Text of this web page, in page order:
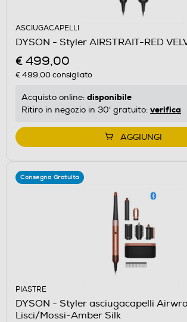
ASCIUGACAPELLI
DYSON - Styler AIRSTRAIT-RED
€ 499,00
€ 499,00consigliato
Acquisto online: disponibile
Ritiro in negozio in 30' gratuito: verifica
AGGIUNGI
Consegna Gratuita
PIASTRE
DYSON - Styler asciugacapelli
Lisci/Mossi-Amber Silk